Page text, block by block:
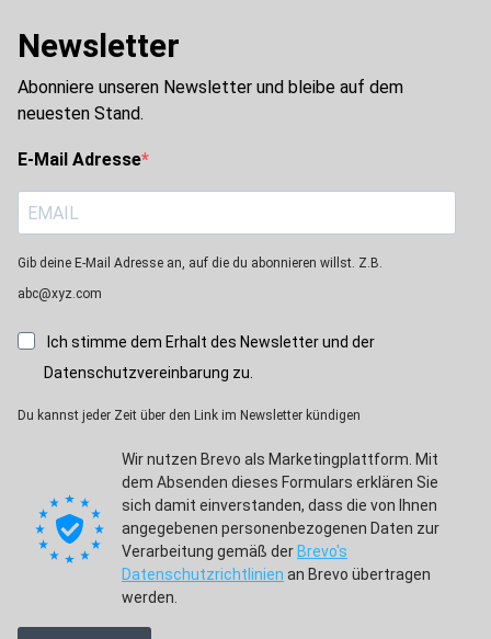
Newsletter
Abonniere unseren Newsletter und bleibe auf dem
neuesten Stand.
E-Mail Adresse
Gib deine E-Mail Adresse an, auf die du abonnieren willst. Z.B.
abc@xyz.com
Ich stimme dem Erhalt des Newsletter und der
Datenschutzvereinbarung zu.
Du kannst jeder Zeit über den Link im Newsletter kündigen
Wir nutzen Brevo als Marketingplattform. Mit
dem Absenden dieses Formulars erklären Sie
sich damit einverstanden, dass die von Ihnen
angegebenen personenbezogenen Daten zur
Verarbeitung gemäß der Brevo's
Datenschutzrichtlinien an Brevo übertragen
werden.